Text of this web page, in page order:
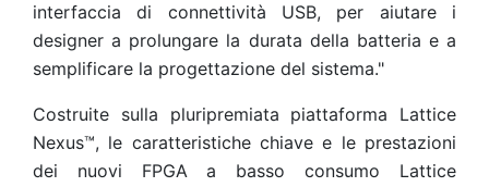
interfaccia di connettività USB, per aiutare i
designer a prolungare la durata della batteria e a
semplificare la progettazione del sistema."
Costruite sulla pluripremiata piattaforma Lattice
Nexus™, le caratteristiche chiave e le prestazioni
dei nuovi FPGA a basso consumo Lattice